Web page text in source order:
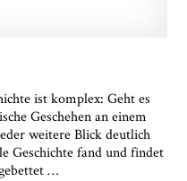
ist komplex: Geht es
Geschehen an einem
weitere Blick deutlich
Geschichte fand und findet
…